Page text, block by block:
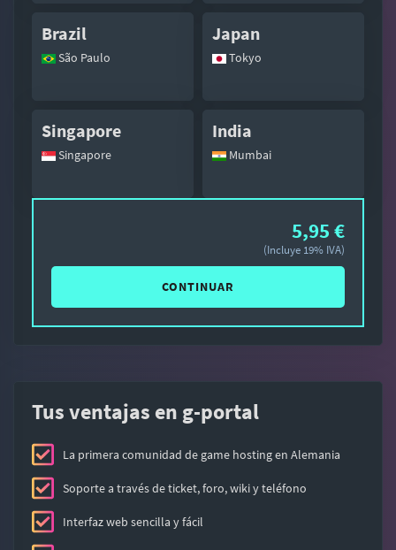
Brazil
São Paulo
Japan
Tokyo
Singapore
Singapore
India
Mumbai
5,95 €
(Incluye 19% IVA)
CONTINUAR
Tus ventajas en g-portal
La primera comunidad de game hosting en Alemania
Soporte a través de ticket, foro, wiki y teléfono
Interfaz web sencilla y fácil